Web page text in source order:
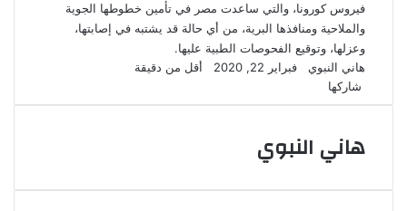
فيروس كورونا، والتي ساعدت مصر في تأمين خطوطها الجوية
والملاحية ومنافذها البرية، من أي حالة قد يشتبه في إصابتها،
وعزلها، وتوقيع الفحوصات الطبية عليها.
هاني النبوي
أرسل
إلكترونيا
فبراير 22, 2020
أقل من دقيقة
فيسبوك‫Xلينكدإن
بينتيريست
‫Pocket
واتساب
تيلقرام
ڤايبر
لاين
شاركها
عبر
هاني النبوي